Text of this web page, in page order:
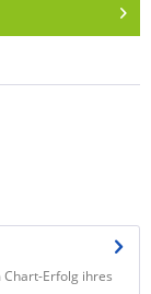
Chart-Erfolg ihres